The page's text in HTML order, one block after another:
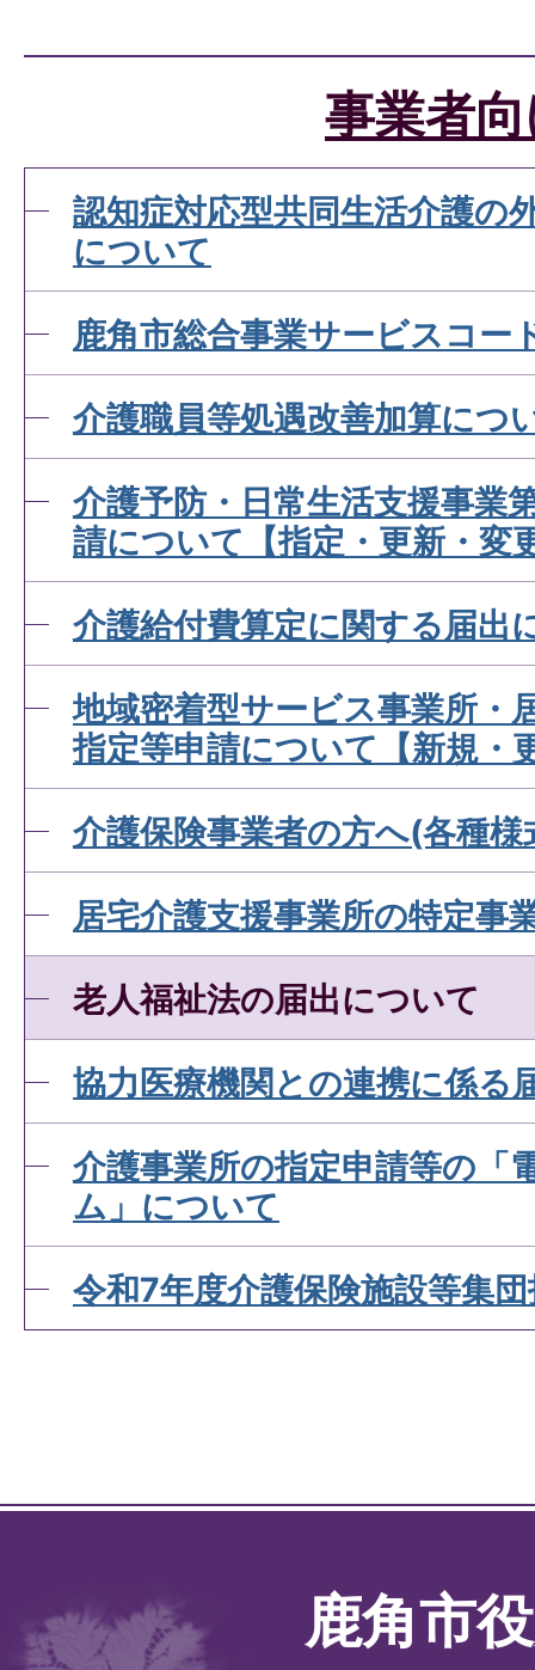
事業者
認知症対応型共同生活介護の
について
鹿角市総合事業サービスコー
介護職員等処遇改善加算につ
介護予防・日常生活支援事業
請について【指定・更新・変
介護給付費算定に関する届出
地域密着型サービス事業所・
指定等申請について【新規・
介護保険事業者の方へ(各種
居宅介護支援事業所の特定事
老人福祉法の届出について
協力医療機関との連携に係る
介護事業所の指定申請等の「
ム」について
令和7年度介護保険施設等集
鹿角市